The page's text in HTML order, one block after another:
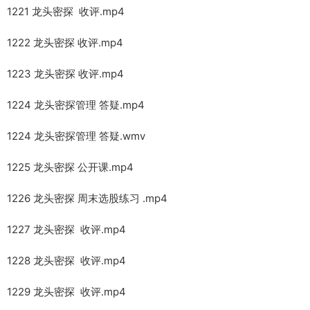
1221 龙头密探 收评.mp4
1222 龙头密探 收评.mp4
1223 龙头密探 收评.mp4
1224 龙头密探管理 答疑.mp4
1224 龙头密探管理 答疑.wmv
1225 龙头密探 公开课.mp4
1226 龙头密探 周末选股练习 .mp4
1227 龙头密探 收评.mp4
1228 龙头密探 收评.mp4
1229 龙头密探 收评.mp4